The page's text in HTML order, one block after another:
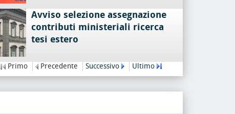
Avviso selezione assegnazione
contributi ministeriali ricerca
tesi estero
Primo Precedente Successivo Ultimo